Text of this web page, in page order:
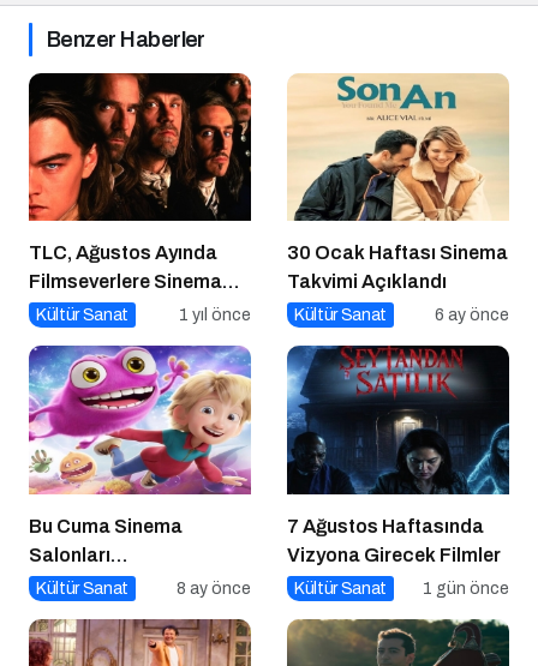
Benzer Haberler
TLC, Ağustos Ayında
Filmseverlere Sinema
Dolu Akşamlar Sunuyor
Kültür Sanat 1 yıl önce
30 Ocak Haftası Sinema
Takvimi Açıklandı
Kültür Sanat 6 ay önce
Bu Cuma Sinema
Salonları
Hareketleniyor: 26 Aralık
Açıklandı
Kültür Sanat 8 ay önce
7 Ağustos Haftasında
Vizyona Girecek Filmler
Kültür Sanat 1 gün önce